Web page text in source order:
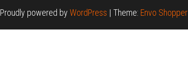
Proudly powered by WordPress | Theme: Envo Shopper